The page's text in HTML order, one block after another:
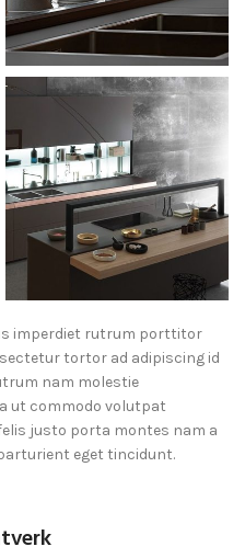
imperdiet rutrum porttitor
tortor ad adipiscing id
nam molestie
ut commodo volutpat
justo porta montes nam a
eget tincidunt.